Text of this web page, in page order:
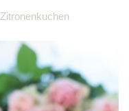
Zitronenkuchen